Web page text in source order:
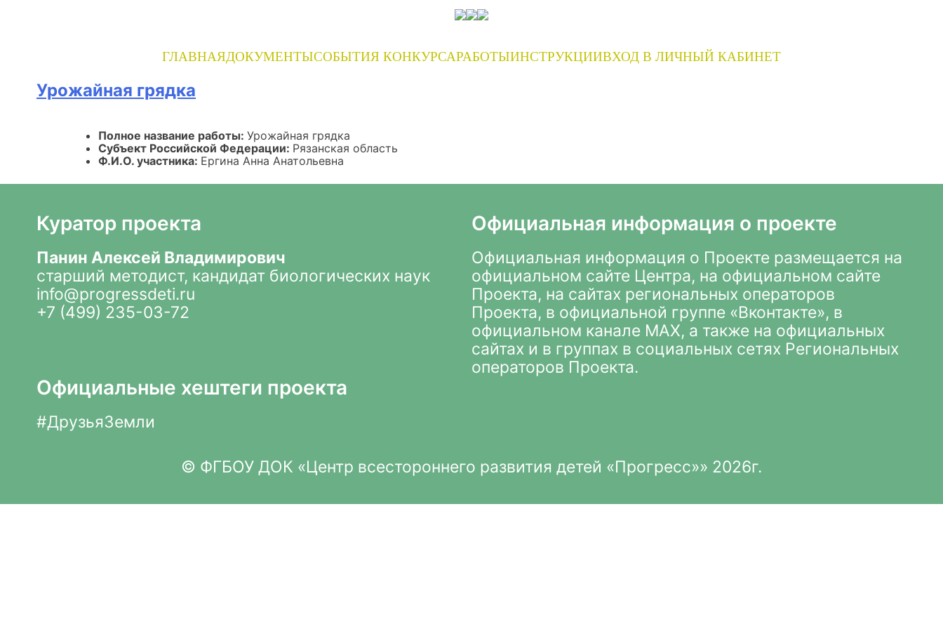
ГЛАВНАЯДОКУМЕНТЫСОБЫТИЯ КОНКУРСАРАБОТЫИНСТРУКЦИИВХОД В ЛИЧНЫЙ КАБИНЕТ
Урожайная грядка
Полное название работы: Урожайная грядка
Субъект Российской Федерации: Рязанская область
Ф.И.О. участника: Ергина Анна Анатольевна
Куратор проекта Официальная информация о проекте
Панин Алексей Владимирович
старший методист, кандидат биологических наук
info@progressdeti.ru
+7 (499) 235-03-72
Официальная информация о Проекте размещается на
официальном сайте Центра, на официальном сайте
Проекта, на сайтах региональных операторов
Проекта, в официальной группе «Вконтакте», в
официальном канале MAX, а также на официальных
сайтах и в группах в социальных сетях Региональных
операторов Проекта.
Официальные хештеги проекта
#ДрузьяЗемли
© ФГБОУ ДОК «Центр всестороннего развития детей «Прогресс»» 2026г.